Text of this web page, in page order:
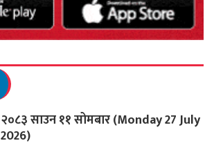
२०८३ साउन ११ सोमबार (Monday 27 July
2026)